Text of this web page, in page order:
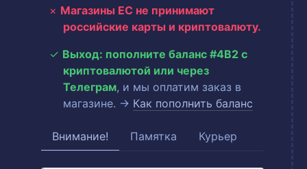
Магазины ЕС не принимают
российские карты и криптовалюту.
Выход: пополните баланс #4B2 с
криптовалютой или через
Телеграм, и мы оплатим заказ в
магазине. → Как пополнить баланс
Внимание! Памятка Курьер